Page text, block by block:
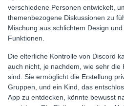
verschiedene Personen entwickelt,
themenbezogene Diskussionen zu
Mischung aus schlichtem Design
Funktionen.
Die elterliche Kontrolle von Discord
auch nicht, je nachdem, wie sehr die
sind. Sie ermöglicht die Erstellung
Gruppen, und ein Kind, das
App zu entdecken, könnte bewusst
Norton 360
mSpy
eyeZy
Questudio
Schlussfolgerung
FAQ